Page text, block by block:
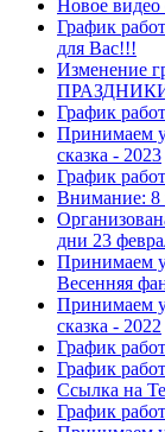
Новое видео
График
для Вас!!!
Изменение
График
Принимаем
сказка - 2023
График
Внимание: 8
дни 23
Принимаем
Весенняя
Принимаем
сказка - 2022
График
График
Ссылка на
График